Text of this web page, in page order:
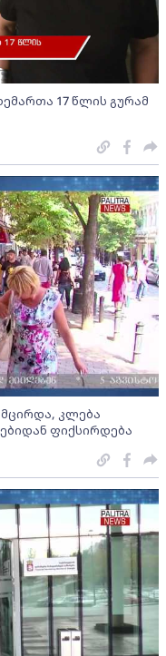
17 წლის გურამ
კლება
ფიქსირდება